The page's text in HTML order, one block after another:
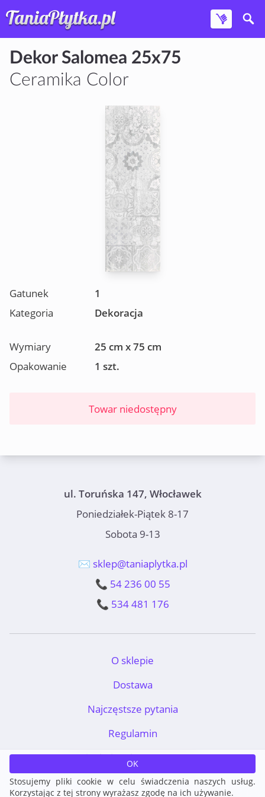
Dekor Salomea 25x75
Ceramika Color
Gatunek
1
Kategoria
Dekoracja
Wymiary
25 cm x 75 cm
Opakowanie
1 szt.
Towar niedostępny
ul. Toruńska 147, Włocławek
Poniedziałek-Piątek 8-17
Sobota 9-13
✉️ sklep@taniaplytka.pl
📞 54 236 00 55
📞 534 481 176
O sklepie
Dostawa
Najczęstsze pytania
Regulamin
TaniaPłytka.pl © 2011-2026
Stosujemy pliki cookie w celu świadczenia naszych usług.
Korzystając z tej strony wyrażasz zgodę na ich używanie.
OK